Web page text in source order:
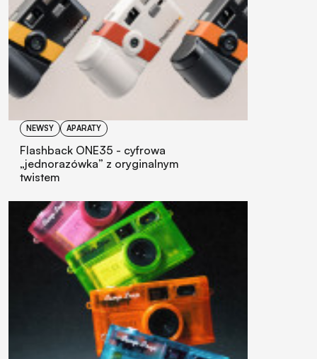
NEWSY APARATY
Flashback ONE35 - cyfrowa
„jednorazówka” z oryginalnym
twistem